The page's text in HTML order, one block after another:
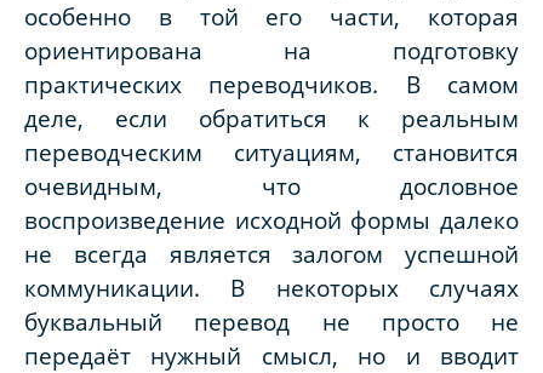
особенно в той его части, которая
ориентирована на подготовку
практических переводчиков. В самом
деле, если обратиться к реальным
переводческим ситуациям, становится
очевидным, что дословное
воспроизведение исходной формы далеко
не всегда является залогом успешной
коммуникации. В некоторых случаях
буквальный перевод не просто не
передаёт нужный смысл, но и вводит